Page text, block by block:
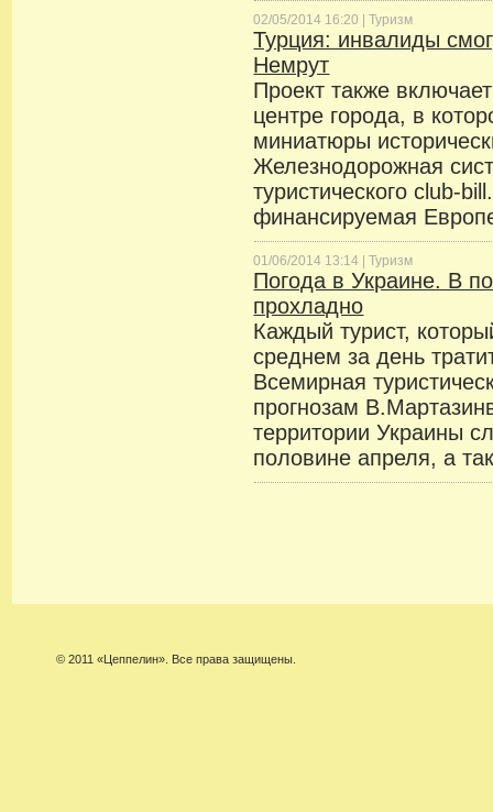
02/05/2014 16:20 |Туризм
Турция: инвалиды
Немрут
Проект также
центре города, в
миниатюры
Железнодорожная
туристического club-
финансируемая
01/06/2014 13:14 |Туризм
Погода в Украине. В
прохладно
Каждый турист,
среднем за день
Всемирная
прогнозам
территории Украины
половине апреля, а
© 2011 «Цеппелин». Все права защищены.